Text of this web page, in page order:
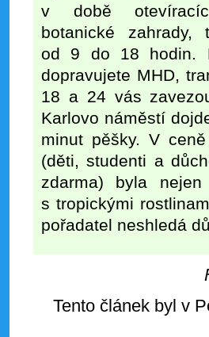
v době
botanické zahrady,
od 9 do 18 hodin.
dopravujete MHD,
18 a 24 vás
Karlovo náměstí
minut pěšky. V
(děti, studenti a
zdarma) byla
s tropickými
pořadatel neshledá
Tento článek byl v